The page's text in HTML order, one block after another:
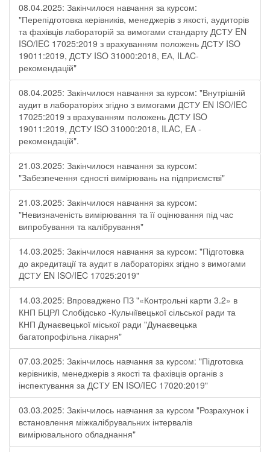
08.04.2025: Закінчилося навчання за курсом:
"Перепідготовка керівників, менеджерів з якості, аудиторів
та фахівців лабораторій за вимогами стандарту ДСТУ EN
ISO/IEC 17025:2019 з врахуванням положень ДСТУ ISO
19011:2019, ДСТУ ISO 31000:2018, ЕА, ILAC-
рекомендацій"
08.04.2025: Закінчилося навчання за курсом: "Внутрішній
аудит в лабораторіях згідно з вимогами ДСТУ EN ISO/IEC
17025:2019 з врахуванням положень ДСТУ ISO
19011:2019, ДСТУ ISO 31000:2018, ILAC, EA -
рекомендацій".
21.03.2025: Закінчилося навчання за курсом:
"Забезпечення єдності вимірювань на підприємстві"
21.03.2025: Закінчилося навчання за курсом:
"Невизначеність вимірювання та її оцінювання під час
випробування та калібрування"
14.03.2025: Закінчилося навчання за курсом: "Підготовка
до акредитації та аудит в лабораторіях згідно з вимогами
ДСТУ EN ISO/IEC 17025:2019"
14.03.2025: Впроваджено ПЗ "«Контрольні карти 3.2» в
КНП БЦРЛ Слобідсько -Кульчіївецької сільської ради та
КНП Дунаєвецької міської ради "Дунаєвецька
багатопрофільна лікарня"
07.03.2025: Закінчилось навчання за курсом: "Підготовка
керівників, менеджерів з якості та фахівців органів з
інспектування за ДСТУ EN ISO/IEC 17020:2019"
03.03.2025: Закінчилось навчання за курсом "Розрахунок і
встановлення міжкалібрувальних інтервалів
вимірювального обладнання"